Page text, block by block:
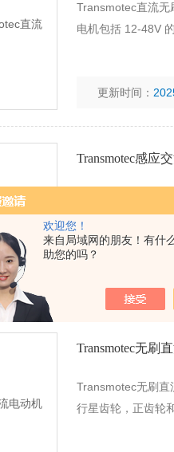
欢迎您！
来自局域网的朋友！有什
助您的吗？
Transmotec直流无
电机包括 12-48V
更新时间：
Transmotec感应
Transmotec感应
者和总经理。初的
Transmotec无刷
Transmotec无刷直
行星齿轮，正齿轮